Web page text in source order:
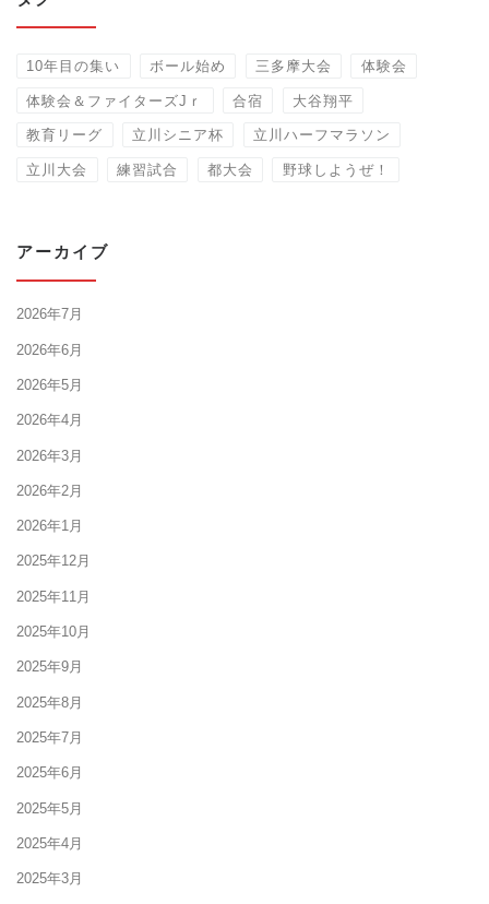
10年目の集い ボール始め 三多摩大会 体験会
体験会＆ファイターズJｒ 合宿 大谷翔平
教育リーグ 立川シニア杯 立川ハーフマラソン
立川大会 練習試合 都大会 野球しようぜ！
アーカイブ
2026年7月
2026年6月
2026年5月
2026年4月
2026年3月
2026年2月
2026年1月
2025年12月
2025年11月
2025年10月
2025年9月
2025年8月
2025年7月
2025年6月
2025年5月
2025年4月
2025年3月